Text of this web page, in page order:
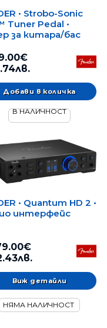
• Strobo-Sonic
Tuner Pedal •
за китара/бас
В НАЛИЧНОСТ
• Quantum HD 2 •
интерфейс
Виж детайли
НЯМА НАЛИЧНОСТ